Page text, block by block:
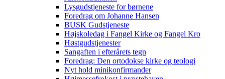
Lysgudstjeneste for børnene
Foredrag om Johanne Hansen
BUSK Gudstjeneste
Højskoledag i Fangel Kirke og Fangel Kro
Høstgudstjenester
Sangaften i efterårets tegn
Foredrag: Den ortodokse kirke og teologi
Nyt hold minikonfirmander